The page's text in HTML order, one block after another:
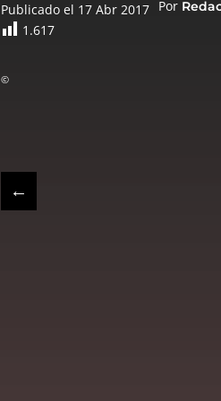
Publicado el 17 Abr 2017 Por
1.617
©
←